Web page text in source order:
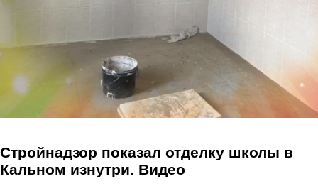
Стройнадзор показал отделку школы в
Кальном изнутри. Видео